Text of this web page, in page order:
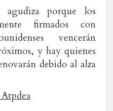
agudiza porque los
firmados con
vencerán
y hay quienes
debido al alza